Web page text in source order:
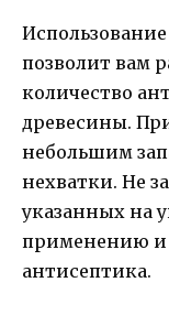
позволит вам
количество
древесины.
небольшим
нехватки. Не
указанных на
применению и
антисептика.